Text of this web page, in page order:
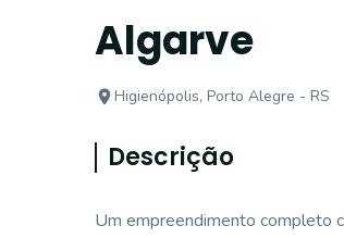
Algarve
Higienópolis, Porto Alegre - RS
Descrição
Um empreendimento completo